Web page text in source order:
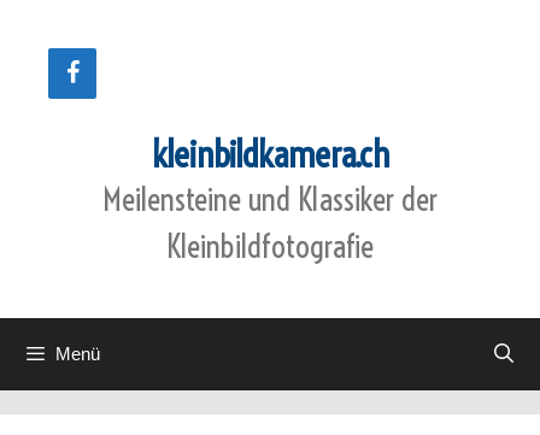
springen
kleinbildkamera.ch
Meilensteine und Klassiker der
Kleinbildfotografie
Menü